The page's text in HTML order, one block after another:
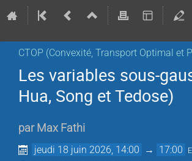
CTOP (Convexité, Transport Optimal et
Les variables sous-
Hua, Song et Tedose)
par Max Fathi
jeudi 18 juin 2026, 14:00 → 17:00